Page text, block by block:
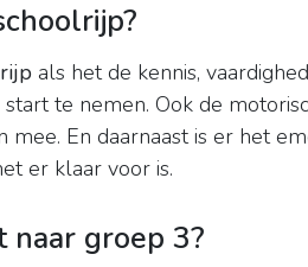
als het de kennis,
te nemen. Ook de
mee. En daarnaast is er het
er klaar voor is.
naar groep 3?